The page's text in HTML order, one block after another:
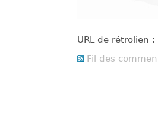
URL de rétrolien
Fil des